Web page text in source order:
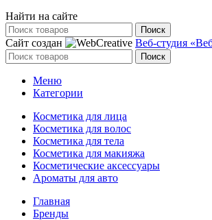
Найти на сайте
Поиск
Сайт создан Веб-студия
Поиск
Меню
Категории
Косметика для лица
Косметика для волос
Косметика для тела
Косметика для макияжа
Косметические аксессуары
Ароматы для авто
Главная
Бренды